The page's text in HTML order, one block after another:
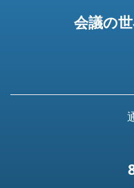
会議の